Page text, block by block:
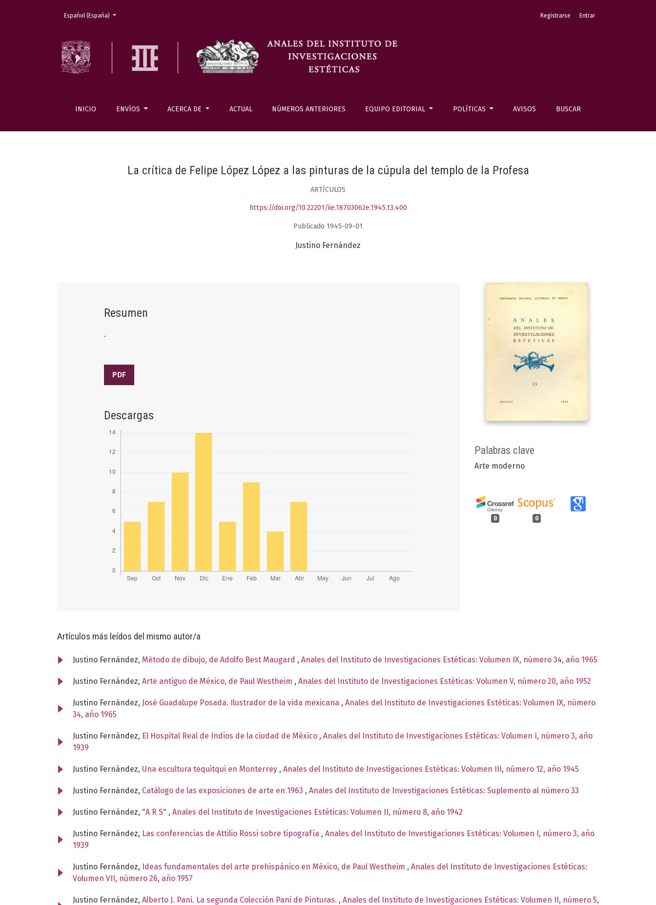
INICIO ENVÍOS ACERCA DE ACTUAL NÚMEROS ANTERIORES EQUIPO EDITORIAL POLÍTICAS AVISOS BUSCAR
Registrarse Entrar
Cambiar el idioma. El actual es:
Español (España)
La crítica de Felipe López López a las pinturas de la cúpula del templo de la Profesa
ARTÍCULOS
https://doi.org/10.22201/iie.18703062e.1945.13.400
Publicado 1945-09-01
Justino Fernández
Palabras clave
Arte moderno
0 0
Resumen
.
PDF
Descargas
Artículos más leídos del mismo autor/a
Justino Fernández, Método de dibujo, de Adolfo Best Maugard , Anales del Instituto de Investigaciones Estéticas: Volumen IX, número 34, año 1965
Justino Fernández, Arte antiguo de México, de Paul Westheim , Anales del Instituto de Investigaciones Estéticas: Volumen V, número 20, año 1952
Justino Fernández, José Guadalupe Posada. Ilustrador de la vida mexicana , Anales del Instituto de Investigaciones Estéticas: Volumen IX, número
34, año 1965
Justino Fernández, El Hospital Real de Indios de la ciudad de México , Anales del Instituto de Investigaciones Estéticas: Volumen I, número 3, año
1939
Justino Fernández, Una escultura tequitqui en Monterrey , Anales del Instituto de Investigaciones Estéticas: Volumen III, número 12, año 1945
Justino Fernández, Catálogo de las exposiciones de arte en 1963 , Anales del Instituto de Investigaciones Estéticas: Suplemento al número 33
Justino Fernández, "A R S" , Anales del Instituto de Investigaciones Estéticas: Volumen II, número 8, año 1942
Justino Fernández, Las conferencias de Attilio Rossi sobre tipografía , Anales del Instituto de Investigaciones Estéticas: Volumen I, número 3, año
1939
Justino Fernández, Ideas fundamentales del arte prehispánico en México, de Paul Westheim , Anales del Instituto de Investigaciones Estéticas:
Volumen VII, número 26, año 1957
Justino Fernández, Alberto J. Pani. La segunda Colección Pani de Pinturas. , Anales del Instituto de Investigaciones Estéticas: Volumen II, número 5,